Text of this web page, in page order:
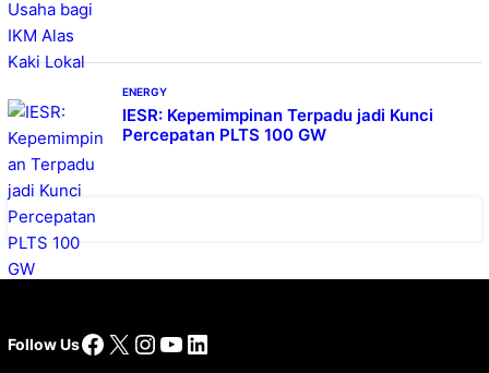
ENERGY
IESR: Kepemimpinan Terpadu jadi Kunci
Percepatan PLTS 100 GW
Follow UsFacebook
X Instagram
YouTube
LinkedIn